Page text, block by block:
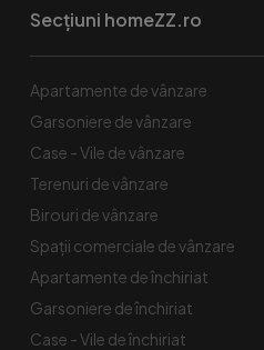
Secțiuni homeZZ.ro
Apartamente de vânzare
Garsoniere de vânzare
Case - Vile de vânzare
Terenuri de vânzare
Birouri de vânzare
Spaţii comerciale de vânzare
Apartamente de închiriat
Garsoniere de închiriat
Case - Vile de închiriat